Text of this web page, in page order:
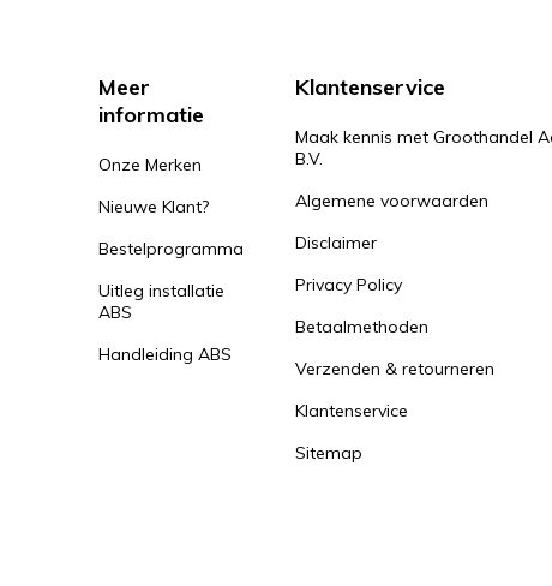
Meer
informatie
Onze Merken
Nieuwe Klant?
Bestelprogramma
Uitleg installatie
ABS
Handleiding ABS
Klantenservice
Maak kennis met Groothandel
B.V.
Algemene voorwaarden
Disclaimer
Privacy Policy
Betaalmethoden
Verzenden & retourneren
Klantenservice
Sitemap